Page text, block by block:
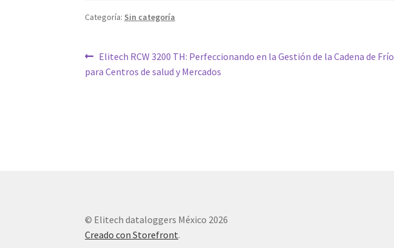
Categoría: Sin categoría
Navegación
de
Entrada
anterior:
Elitech RCW 3200 TH: Perfeccionando en la Gestión de la Cadena de Frío
para Centros de salud y Mercados
© Elitech dataloggers México 2026
Creado con Storefront.